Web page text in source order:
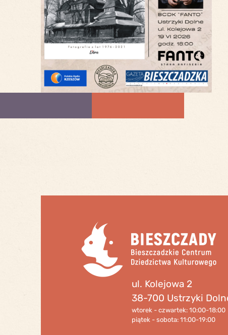
ul. Kolejowa 2
38-700 Ustrzyki
wtorek - czwartek: 10:00-18:00
piątek - sobota: 11:00-19:00